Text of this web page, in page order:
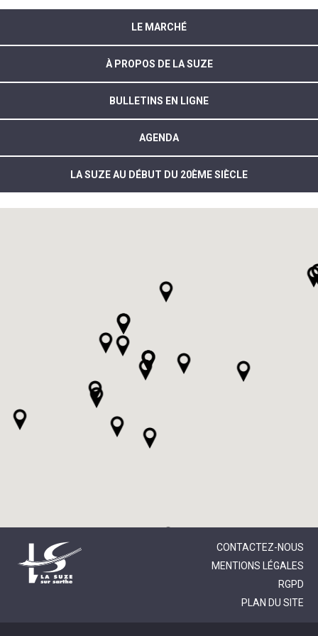
LE MARCHÉ
À PROPOS DE LA SUZE
BULLETINS EN LIGNE
AGENDA
LA SUZE AU DÉBUT DU 20ÈME SIÈCLE
CONTACTEZ-NOUS
MENTIONS LÉGALES
RGPD
PLAN DU SITE